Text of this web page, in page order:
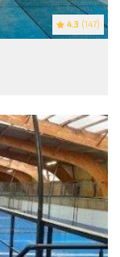
4.3 (147)